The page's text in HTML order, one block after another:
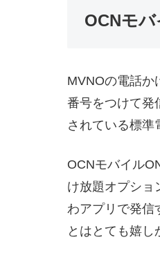
OCNモ
MVNOの電話か
番号をつけて発
されている標準
OCNモバイル
け放題オプショ
わアプリで発信
とはとても嬉し